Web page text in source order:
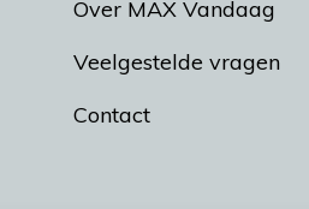
Over MAX Vandaag
Veelgestelde vragen
Contact